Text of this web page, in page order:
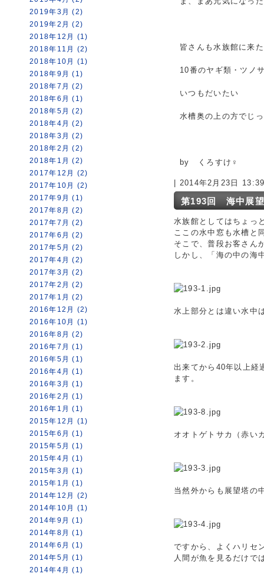
2019年3月 (2)
2019年2月 (2)
2018年12月 (1)
2018年11月 (2)
2018年10月 (1)
2018年9月 (1)
2018年7月 (2)
2018年6月 (1)
2018年5月 (2)
2018年4月 (2)
2018年3月 (2)
2018年2月 (2)
2018年1月 (2)
2017年12月 (2)
2017年10月 (2)
2017年9月 (1)
2017年8月 (2)
2017年7月 (2)
2017年6月 (2)
2017年5月 (2)
2017年4月 (2)
2017年3月 (2)
2017年2月 (2)
2017年1月 (2)
2016年12月 (2)
2016年10月 (1)
2016年8月 (2)
2016年7月 (1)
2016年5月 (1)
2016年4月 (1)
2016年3月 (1)
2016年2月 (1)
2016年1月 (1)
2015年12月 (1)
2015年6月 (1)
2015年5月 (1)
2015年4月 (1)
2015年3月 (1)
2015年1月 (1)
2014年12月 (2)
2014年10月 (1)
2014年9月 (1)
2014年8月 (1)
2014年6月 (1)
2014年5月 (1)
2014年4月 (1)
皆さんも水族館に来
10番のヤギ類・ツノ
いつもだいたい
水槽奥の上の方でじ
by くろすけ♀
| 2014年2月23日
第193回 海中展望
水族館としてはちょっ
ここの水中窓も水槽と
そこで、普段お客さん
しかし、「海の中の海
水上部分とは違い水中
出来てから40年以上経
ます。
オオトゲトサカ（赤い
当然外からも展望塔の
ですから、よくハリセ
人間が魚を見るだけで